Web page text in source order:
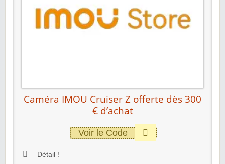
Caméra IMOU Cruiser Z offerte dès 300
€ d’achat
Voir le Code
Détail !